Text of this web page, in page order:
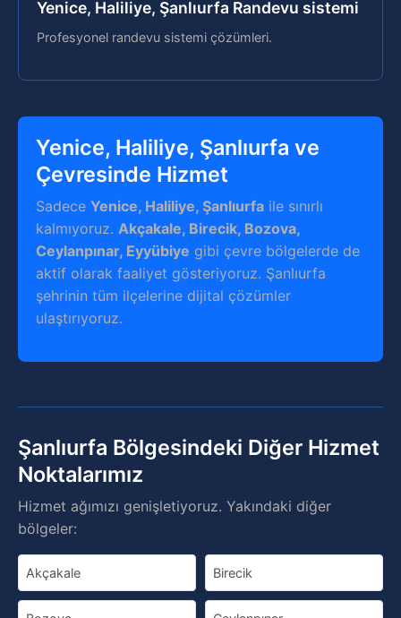
Yenice, Haliliye, Şanlıurfa Randevu sistemi
Profesyonel randevu sistemi çözümleri.
Yenice, Haliliye, Şanlıurfa ve
Çevresinde Hizmet
Sadece Yenice, Haliliye, Şanlıurfa ile sınırlı
kalmıyoruz. Akçakale, Birecik, Bozova,
Ceylanpınar, Eyyübiye gibi çevre bölgelerde de
aktif olarak faaliyet gösteriyoruz. Şanlıurfa
şehrinin tüm ilçelerine dijital çözümler
ulaştırıyoruz.
Şanlıurfa Bölgesindeki Diğer Hizmet
Noktalarımız
Hizmet ağımızı genişletiyoruz. Yakındaki diğer
bölgeler:
Akçakale Birecik